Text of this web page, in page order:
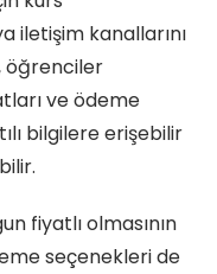
iletişim kanallarını
öğrenciler
ve ödeme
bilgilere erişebilir
fiyatlı olmasının
seçenekleri de